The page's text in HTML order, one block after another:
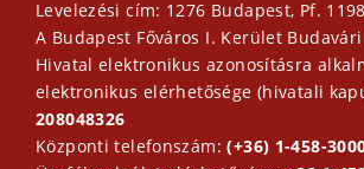
Levelezési cím: 1276 Budapest, Pf. 1198
A Budapest Főváros I. Kerület
Hivatal elektronikus azonosításra
elektronikus elérhetősége (hivatali
208048326
Központi telefonszám:(+36) 1-458-